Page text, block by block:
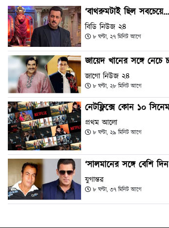
‘বাথরুমটাই ছিল
বিডি নিউজ ২৪
৮ ঘণ্টা, ২৭ মিনিট আগে
জায়েদ খানের সঙ্গে
জাগো নিউজ ২৪
৮ ঘণ্টা, ২৮ মিনিট আগে
নেটফ্লিক্সে কোন ১০
প্রথম আলো
৮ ঘণ্টা, ২৯ মিনিট আগে
‘সালমানের সঙ্গে বেশি
যুগান্তর
৮ ঘণ্টা, ৩৭ মিনিট আগে